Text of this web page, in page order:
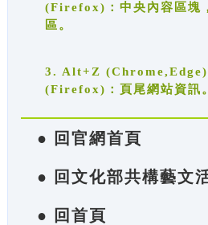
(Firefox)：中央內容區塊
區。
3. Alt+Z
(Firefox)：頁尾網站資訊。
● 回官網首頁
● 回文化部共構藝文
● 回首頁